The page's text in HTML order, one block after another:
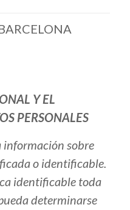
Y EL
PERSONALES
información sobre
o identificable.
identificable toda
determinarse